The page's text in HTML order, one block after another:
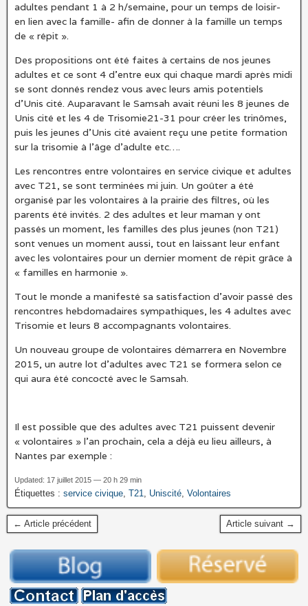
adultes pendant 1 à 2 h/semaine, pour un temps de loisir-
en lien avec la famille- afin de donner à la famille un temps
de « répit ».
Des propositions ont été faites à certains de nos jeunes
adultes et ce sont 4 d’entre eux qui chaque mardi après midi
se sont donnés rendez vous avec leurs amis potentiels
d’Unis cité. Auparavant le Samsah avait réuni les 8 jeunes de
Unis cité et les 4 de Trisomie21-31 pour créer les trinômes,
puis les jeunes d’Unis cité avaient reçu une petite formation
sur la trisomie à l’âge d’adulte etc….
Les rencontres entre volontaires en service civique et adultes
avec T21, se sont terminées mi juin. Un goûter a été
organisé par les volontaires à la prairie des filtres, où les
parents été invités. 2 des adultes et leur maman y ont
passés un moment, les familles des plus jeunes (non T21)
sont venues un moment aussi, tout en laissant leur enfant
avec les volontaires pour un dernier moment de répit grâce à
« familles en harmonie ».
Tout le monde a manifesté sa satisfaction d’avoir passé des
rencontres hebdomadaires sympathiques, les 4 adultes avec
Trisomie et leurs 8 accompagnants volontaires.
Un nouveau groupe de volontaires démarrera en Novembre
2015, un autre lot d’adultes avec T21 se formera selon ce
qui aura été concocté avec le Samsah.
Il est possible que des adultes avec T21 puissent devenir
« volontaires » l’an prochain, cela a déjà eu lieu ailleurs, à
Nantes par exemple :
Updated: 17 juillet 2015 — 20 h 29 min
Étiquettes : service civique, T21, Uniscité, Volontaires
← Article précédent Article suivant →